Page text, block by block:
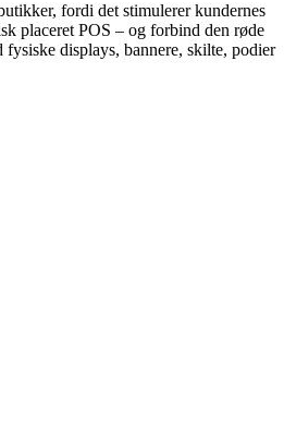
fordi det stimulerer kundernes
placeret POS – og forbind den røde
displays, bannere, skilte, podier